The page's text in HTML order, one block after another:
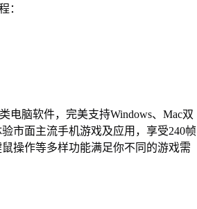
：
电脑软件，完美支持Windows、Mac双
市面主流手机游戏及应用，享受240帧
操作等多样功能满足你不同的游戏需